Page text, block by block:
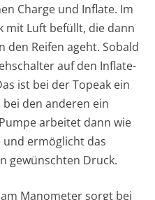
Charge und Inflate. Im
mit Luft befüllt, die dann
den Reifen ageht. Sobald
auf den Inflate-
ist bei der Topeak ein
den anderen ein
arbeitet dann wie
und ermöglicht das
gewünschten Druck.
Manometer sorgt bei